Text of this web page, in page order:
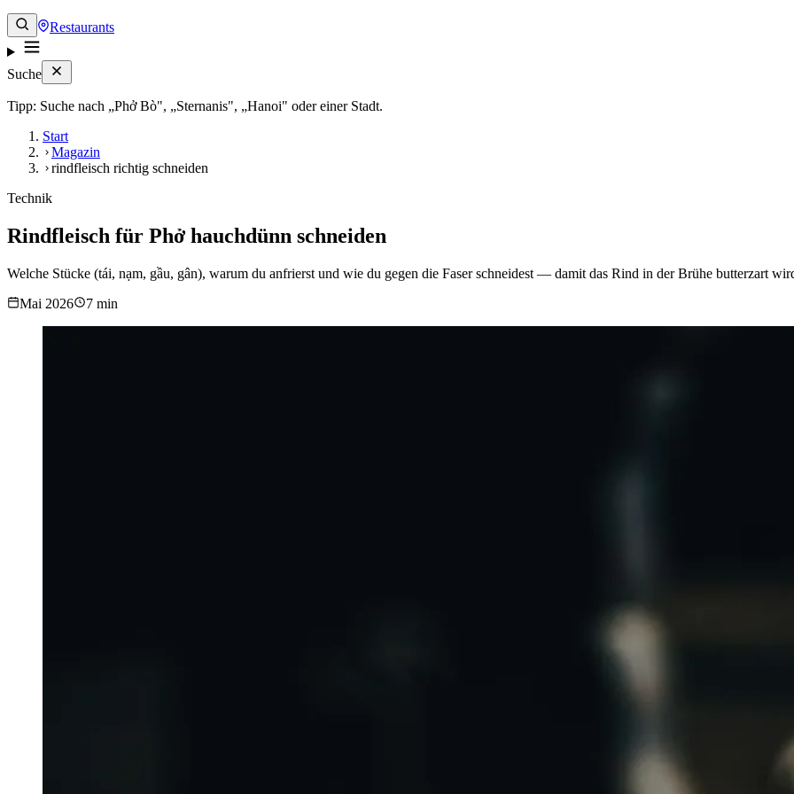
Restaurants
Suche
Tipp: Suche nach „Phở Bò", „Sternanis", „Hanoi" oder einer Stadt.
Start
Magazin
rindfleisch richtig schneiden
Technik
Rindfleisch für Phở hauchdünn schneiden
Welche Stücke (tái, nạm, gầu, gân), warum du anfrierst und wie du gegen die Faser schneidest — damit das Rind in der Brühe butterzart
Mai 2026
7 min